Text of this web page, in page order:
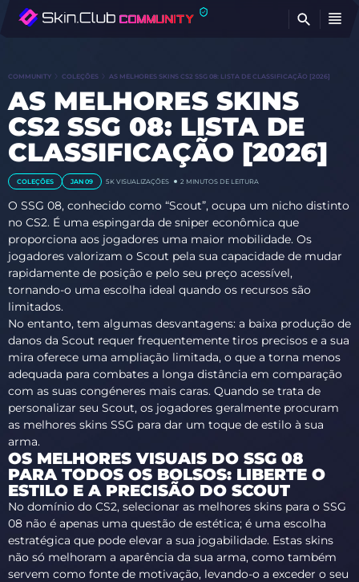
COMMUNITY COLEÇÕES AS MELHORES SKINS CS2 SSG 08: LISTA DE CLASSIFICAÇÃO [2026]
AS MELHORES SKINS
CS2 SSG 08: LISTA DE
CLASSIFICAÇÃO [2026]
COLEÇÕES JAN 09 5K VISUALIZAÇÕES 2 MINUTOS DE LEITURA
O SSG 08, conhecido como “Scout”, ocupa um nicho distinto
no CS2. É uma espingarda de sniper econômica que
proporciona aos jogadores uma maior mobilidade. Os
jogadores valorizam o Scout pela sua capacidade de mudar
rapidamente de posição e pelo seu preço acessível,
tornando-o uma escolha ideal quando os recursos são
limitados.
No entanto, tem algumas desvantagens: a baixa produção de
danos da Scout requer frequentemente tiros precisos e a sua
mira oferece uma ampliação limitada, o que a torna menos
adequada para combates a longa distância em comparação
com as suas congéneres mais caras. Quando se trata de
personalizar seu Scout, os jogadores geralmente procuram
as melhores skins SSG para dar um toque de estilo à sua
arma.
OS MELHORES VISUAIS DO SSG 08
PARA TODOS OS BOLSOS: LIBERTE O
ESTILO E A PRECISÃO DO SCOUT
No domínio do CS2, selecionar as melhores skins para o SSG
08 não é apenas uma questão de estética; é uma escolha
estratégica que pode elevar a sua jogabilidade. Estas skins
não só melhoram a aparência da sua arma, como também
servem como fonte de motivação, levando-o a exceder o seu